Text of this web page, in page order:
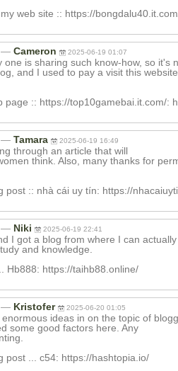
web site :: https://
— Cameron 2025-06-19 01:07
one is sharing such know-how, so it's
and I used to pay a visit this
page :: https://top10gamebai.it.com/:
— Tamara 2025-06-19 16:49
through an article that will
think. Also, many thanks for
post :: nhà cái uy tín: https://
— Niki 2025-06-19 22:41
I got a blog from where I can
and knowledge.
Hb888: https://taihb88.online/
— Kristofer 2025-06-20 01:05
ideas in on the topic of
some good factors here. Any
post ... c54: https://hashtopia.io/